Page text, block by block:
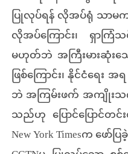
ပြုလုပ်ရန် လိုအပ်ရုံ သာမ
လိုအပ်ကြောင်း၊ ရှာက
မဟုတ်ဘဲ အကြီးမားဆုံးသ
ဖြစ်ကြောင်း၊ နိုင်ငံရေ
ဘဲ အကြမ်းဖက် အကျိုး
သည်ဟု ပြောင်ပြောင်တင်း
New York Timesက ဖော်